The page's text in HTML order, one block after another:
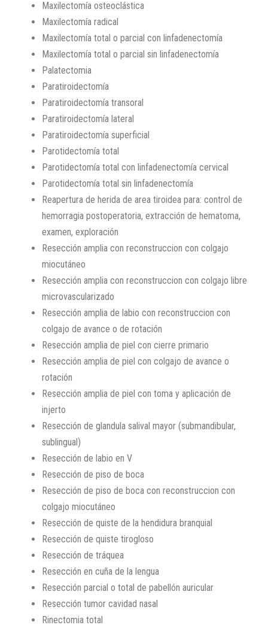
Maxilectomía osteoclástica
Maxilectomía radical
Maxilectomía total o parcial con linfadenectomía
Maxilectomía total o parcial sin linfadenectomía
Palatectomia
Paratiroidectomía
Paratiroidectomía transoral
Paratiroidectomía lateral
Paratiroidectomía superficial
Parotidectomía total
Parotidectomía total con linfadenectomía cervical
Parotidectomía total sin linfadenectomía
Reapertura de herida de area tiroidea para: control de
hemorragia postoperatoria, extracción de hematoma,
examen, exploración
Resección amplia con reconstruccion con colgajo
miocutáneo
Resección amplia con reconstruccion con colgajo libre
microvascularizado
Resección amplia de labio con reconstruccion con
colgajo de avance o de rotación
Resección amplia de piel con cierre primario
Resección amplia de piel con colgajo de avance o
rotación
Resección amplia de piel con toma y aplicación de
injerto
Resección de glandula salival mayor (submandibular,
sublingual)
Resección de labio en V
Resección de piso de boca
Resección de piso de boca con reconstruccion con
colgajo miocutáneo
Resección de quiste de la hendidura branquial
Resección de quiste tirogloso
Resección de tráquea
Resección en cuña de la lengua
Resección parcial o total de pabellón auricular
Resección tumor cavidad nasal
Rinectomia total